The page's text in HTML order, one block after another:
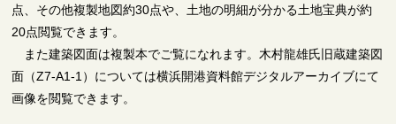
点、その他複製地図約30点や、土地の明細が分かる土地宝典が約
20点閲覧できます。
また建築図面は複製本でご覧になれます。木村龍雄氏旧蔵建築図
面（Z7-A1-1）については横浜開港資料館デジタルアーカイブにて
画像を閲覧できます。